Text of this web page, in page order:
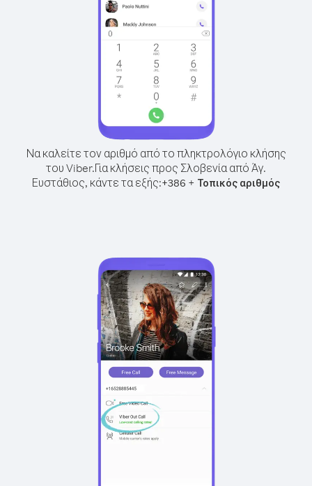
Να καλείτε τον αριθμό από το πληκτρολόγιο κλήσης
του Viber.Για κλήσεις προς Σλοβενία από Άγ.
Ευστάθιος, κάντε τα εξής:+386 + Τοπικός αριθμός